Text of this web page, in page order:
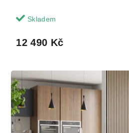
Skladem
12 490 Kč